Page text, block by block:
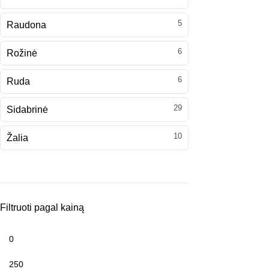
Raudona 5
Rožinė 6
Ruda 6
Sidabrinė 29
Žalia 10
Filtruoti pagal kainą